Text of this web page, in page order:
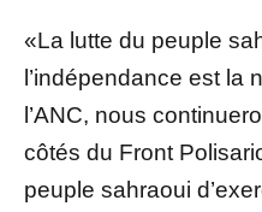
«La lutte du peuple
l’indépendance est la
l’ANC, nous
côtés du Front
peuple sahraoui